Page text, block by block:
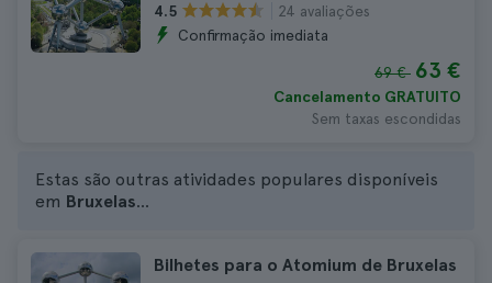
4.5
24 avaliações
Confirmação imediata
69 € 63 €
Cancelamento GRATUITO
Sem taxas escondidas
Estas são outras atividades populares disponíveis
em Bruxelas...
Bilhetes para o Atomium de Bruxelas